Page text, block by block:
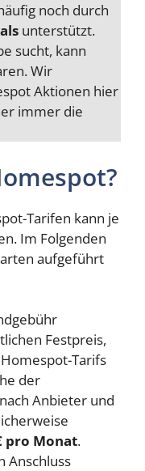
noch durch
unterstützt.
sucht, kann
Wir
Aktionen hier
immer die
Tarifen kann je
Im Folgenden
aufgeführt
Festpreis,
Tarifs
der
Anbieter und
pro Monat.
Anschluss